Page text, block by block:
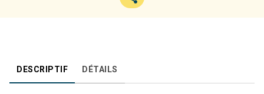
DESCRIPTIF DÉTAILS